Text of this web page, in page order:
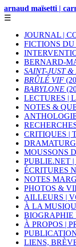
arnaud maïsetti |
☰
JOURNAL |
FICTIONS
BERNARD-
SAINT-JUST &
BRÛLÉ VIF
BABYLONE
LECTURES |
NOTES &
CRITIQUES |
MOUSSONS
PUBLIE.NET
ÉCRITURES
NOTES
PHOTOS &
AILLEURS |
À LA
BIOGRAPHIE
À PROPOS |
LIENS,